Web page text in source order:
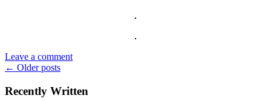
Leave a comment
Posts
navigation
← Older posts
Recently Written